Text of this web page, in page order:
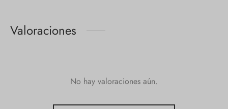
Valoraciones
No hay valoraciones aún.